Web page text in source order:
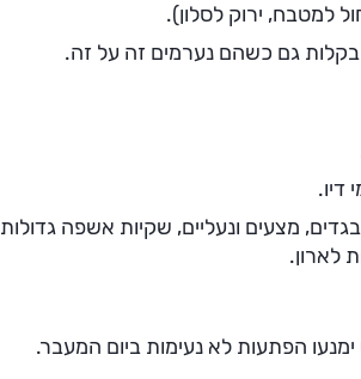
למטבח, ירוק לסלון).
בקלות גם כשהם נערמים זה על זה.
דיו.
מצעים ונעליים, שקיות אשפה גדולות
לארון.
הפתעות לא נעימות ביום המעבר.